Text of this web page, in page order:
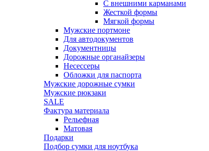
С внешними карманами
Жесткой формы
Мягкой формы
Мужские портмоне
Для автодокументов
Документницы
Дорожные органайзеры
Несессеры
Обложки для паспорта
Мужские дорожные сумки
Мужские рюкзаки
SALE
Фактура материала
Рельефная
Матовая
Подарки
Подбор сумки для ноутбука